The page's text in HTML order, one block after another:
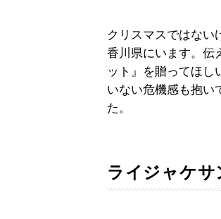
クリスマスではない
香川県にいます。伝
ット』を贈ってほし
いない危機感も抱い
た。
ライジャケ